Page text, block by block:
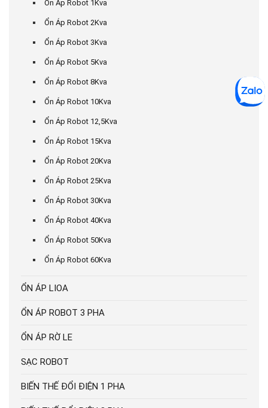
Ổn Áp Robot 1Kva
Ổn Áp Robot 2Kva
Ổn Áp Robot 3Kva
Ổn Áp Robot 5Kva
Ổn Áp Robot 8Kva
Ổn Áp Robot 10Kva
Ổn Áp Robot 12,5Kva
Ổn Áp Robot 15Kva
Ổn Áp Robot 20Kva
Ổn Áp Robot 25Kva
Ổn Áp Robot 30Kva
Ổn Áp Robot 40Kva
Ổn Áp Robot 50Kva
Ổn Áp Robot 60Kva
ỔN ÁP LIOA
ỔN ÁP ROBOT 3 PHA
ỔN ÁP RỜ LE
SẠC ROBOT
BIẾN THẾ ĐỔI ĐIỆN 1 PHA